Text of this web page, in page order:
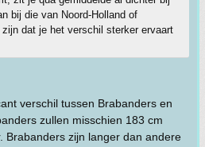
bij die van Noord-Holland of
dat je het verschil sterker ervaart
verschil tussen Brabanders en
zullen misschien 183 cm
Brabanders zijn langer dan andere